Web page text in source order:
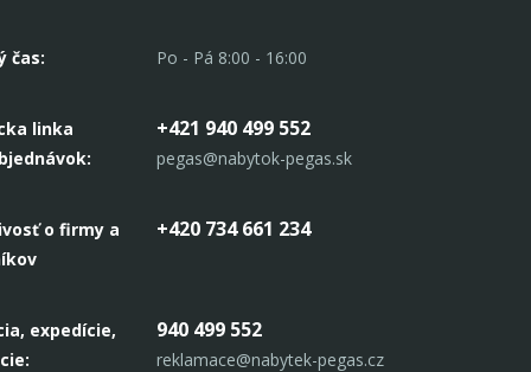
čas: Po - Pá 8:00 - 16:00
linka
+421 940 499 552
pegas@nabytok-pegas.sk
o firmy a
+420 734 661 234
expedície,
940 499 552
reklamace@nabytek-pegas.cz